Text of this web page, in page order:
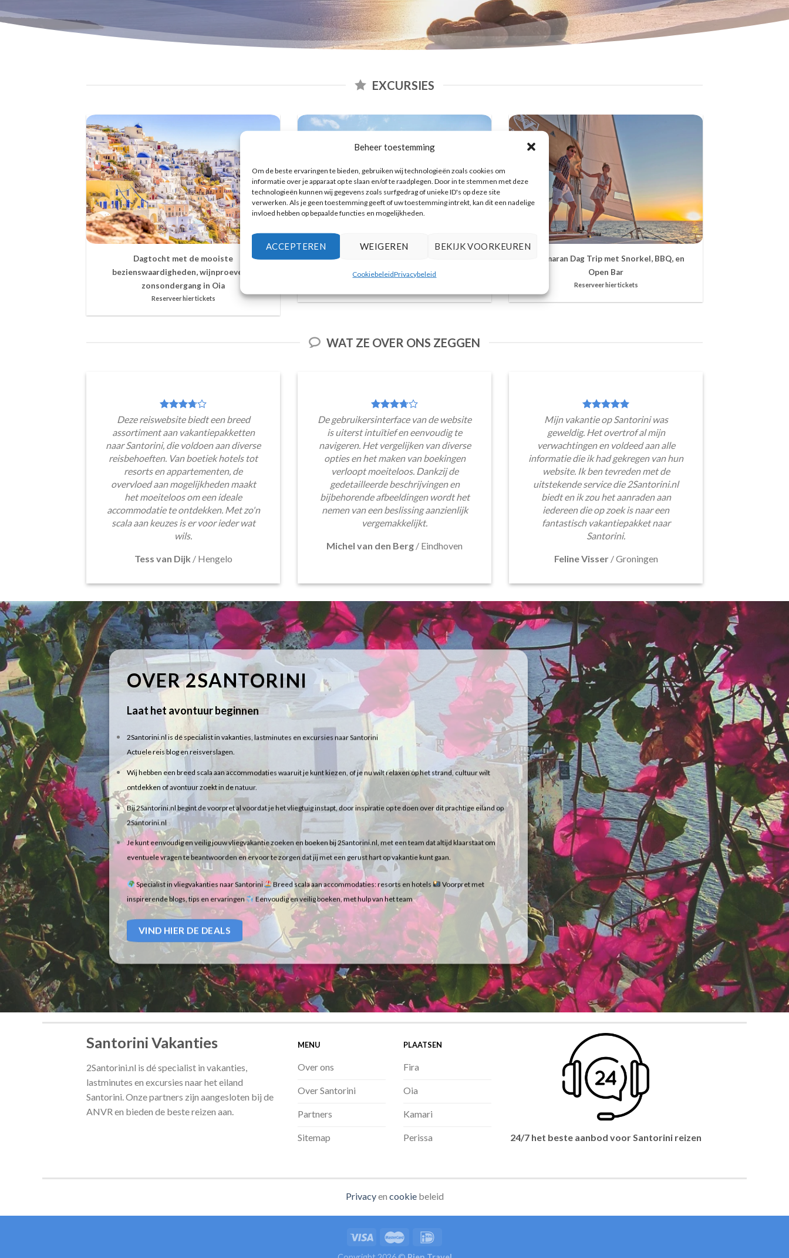
Beheer toestemming
Om de beste ervaringen te bieden, gebruiken wij technologieën zoals cookies om
informatie over je apparaat op te slaan en/of te raadplegen. Door in te stemmen met deze
technologieën kunnen wij gegevens zoals surfgedrag of unieke ID's op deze site
verwerken. Als je geen toestemming geeft of uw toestemming intrekt, kan dit een nadelige
invloed hebben op bepaalde functies en mogelijkheden.
ACCEPTEREN WEIGEREN BEKIJK VOORKEUREN
CookiebeleidPrivacybeleid
EXCURSIES
Dagtocht met de mooiste
bezienswaardigheden, wijnproeven &
zonsondergang in Oia
Reserveer hier tickets
Vulkanische eilanden cruise met bezoek aan
warmwaterbronnen
Catamaran Dag Trip met Snorkel, BBQ, en
Open Bar
Reserveer hier tickets
WAT ZE OVER ONS ZEGGEN
Deze reiswebsite biedt een breed
assortiment aan vakantiepakketten
naar Santorini, die voldoen aan diverse
reisbehoeften. Van boetiek hotels tot
resorts en appartementen, de
overvloed aan mogelijkheden maakt
het moeiteloos om een ideale
accommodatie te ontdekken. Met zo'n
scala aan keuzes is er voor ieder wat
wils.
Tess van Dijk / Hengelo
De gebruikersinterface van de website
is uiterst intuïtief en eenvoudig te
navigeren. Het vergelijken van diverse
opties en het maken van boekingen
verloopt moeiteloos. Dankzij de
gedetailleerde beschrijvingen en
bijbehorende afbeeldingen wordt het
nemen van een beslissing aanzienlijk
vergemakkelijkt.
Michel van den Berg / Eindhoven
Mijn vakantie op Santorini was
geweldig. Het overtrof al mijn
verwachtingen en voldeed aan alle
informatie die ik had gekregen van hun
website. Ik ben tevreden met de
uitstekende service die 2Santorini.nl
biedt en ik zou het aanraden aan
iedereen die op zoek is naar een
fantastisch vakantiepakket naar
Santorini.
Feline Visser /Groningen
OVER 2SANTORINI
Laat het avontuur beginnen
2Santorini.nl is dé specialist in vakanties, lastminutes en excursies naar Santorini
Actuele reis blog en reisverslagen.
Wij hebben een breed scala aan accommodaties waaruit je kunt kiezen, of je nu wilt relaxen op het strand, cultuur wilt
ontdekken of avontuur zoekt in de natuur.
Bij 2Santorini.nl begint de voorpret al voordat je het vliegtuig instapt, door inspiratie op te doen over dit prachtige eiland op
2Santorini.nl
Je kunt eenvoudig en veilig jouw vliegvakantie zoeken en boeken bij 2Santorini.nl, met een team dat altijd klaarstaat om
eventuele vragen te beantwoorden en ervoor te zorgen dat jij met een gerust hart op vakantie kunt gaan.
Specialist in vliegvakanties naar Santorini Breed scala aan accommodaties: resorts en hotels
Voorpret met
inspirerende blogs, tips en ervaringen
Eenvoudig en veilig boeken, met hulp van het team
VIND HIER DE DEALS
Santorini Vakanties
2Santorini.nl is dé specialist in vakanties,
lastminutes en excursies naar het eiland
Santorini. Onze partners zijn aangesloten bij de
ANVR en bieden de beste reizen aan.
MENU
Over ons
Over Santorini
Partners
Sitemap
PLAATSEN
Fira
Oia
Kamari
Perissa 24/7 het beste aanbod voor Santorini reizen
Privacyen cookiebeleid